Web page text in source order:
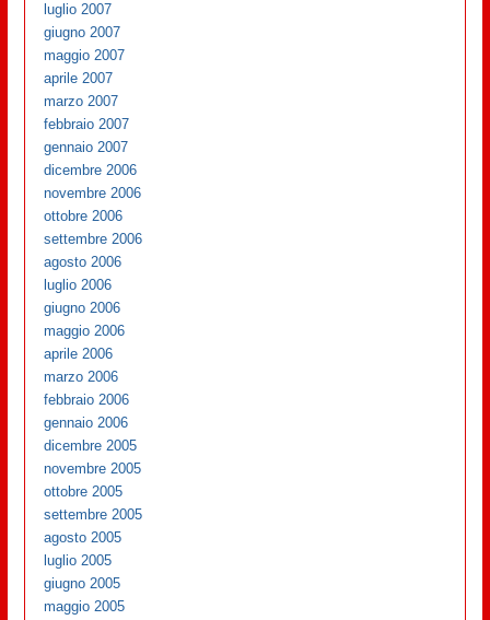
luglio 2007
giugno 2007
maggio 2007
aprile 2007
marzo 2007
febbraio 2007
gennaio 2007
dicembre 2006
novembre 2006
ottobre 2006
settembre 2006
agosto 2006
luglio 2006
giugno 2006
maggio 2006
aprile 2006
marzo 2006
febbraio 2006
gennaio 2006
dicembre 2005
novembre 2005
ottobre 2005
settembre 2005
agosto 2005
luglio 2005
giugno 2005
maggio 2005